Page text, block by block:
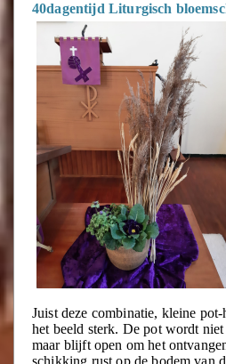
40dagentijd Liturgisch
Juist deze combinatie, kleine
het beeld sterk. De pot wordt
maar blijft open om het
schikking rust op de bodem van